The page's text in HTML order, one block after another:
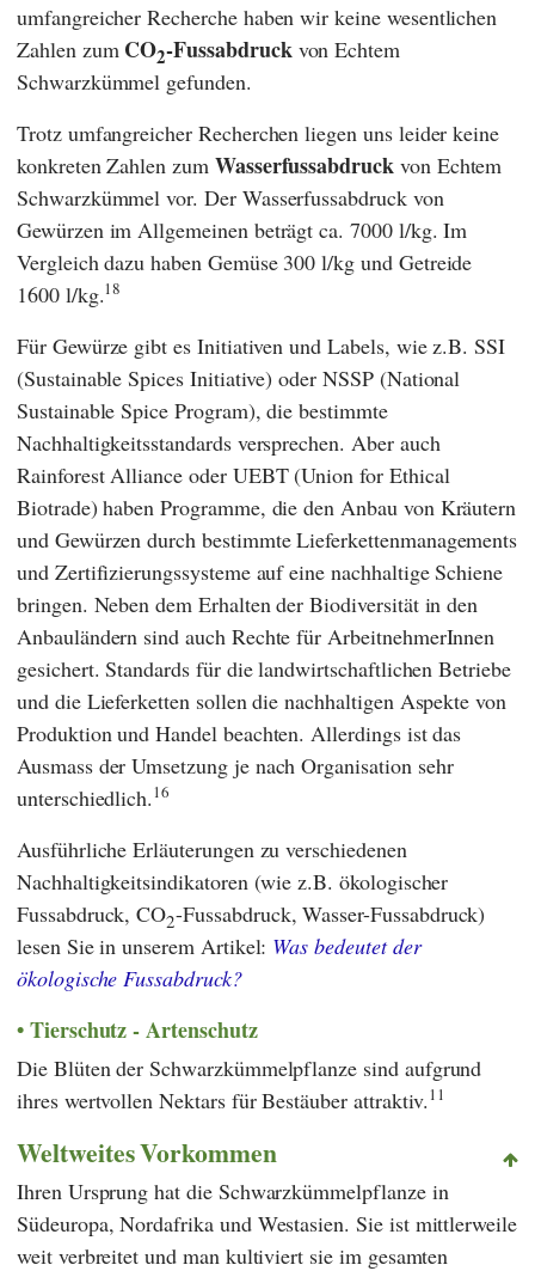
umfangreicher Recherche haben wir keine wesentlichen
Zahlen zum CO2-Fussabdruckvon Echtem
Schwarzkümmel gefunden.
Trotz umfangreicher Recherchen liegen uns leider keine
konkreten Zahlen zum Wasserfussabdruckvon Echtem
Schwarzkümmel vor. Der Wasserfussabdruck von
Gewürzen im Allgemeinen beträgt ca. 7000 l/kg. Im
Vergleich dazu haben Gemüse 300 l/kg und Getreide
1600 l/kg.18
Für Gewürze gibt es Initiativen und Labels, wie z.B.SSI
(Sustainable Spices Initiative) oderNSSP(National
Sustainable Spice Program), die bestimmte
Nachhaltigkeitsstandards versprechen. Aber auch
Rainforest Allianceoder UEBT(Union for Ethical
Biotrade) haben Programme, die den Anbau von Kräutern
und Gewürzen durch bestimmte Lieferkettenmanagements
und Zertifizierungssysteme auf eine nachhaltige Schiene
bringen. Neben dem Erhalten der Biodiversität in den
Anbauländern sind auch Rechte für ArbeitnehmerInnen
gesichert. Standards für die landwirtschaftlichen Betriebe
und die Lieferketten sollen die nachhaltigen Aspekte von
Produktion und Handel beachten. Allerdings ist das
Ausmass der Umsetzung je nach Organisation sehr
unterschiedlich.16
Ausführliche Erläuterungen zu verschiedenen
Nachhaltigkeitsindikatoren (wie z.B. ökologischer
Fussabdruck, CO2-Fussabdruck, Wasser-Fussabdruck)
lesen Sie in unserem Artikel: Was bedeutet der
ökologische Fussabdruck?
Tierschutz - Artenschutz
Die Blüten der Schwarzkümmelpflanze sind aufgrund
ihres wertvollen Nektars für Bestäuber attraktiv.11
Weltweites Vorkommen
Ihren Ursprung hat die Schwarzkümmelpflanze in
Südeuropa, Nordafrika und Westasien. Sie ist mittlerweile
weit verbreitet und man kultiviert sie im gesamten